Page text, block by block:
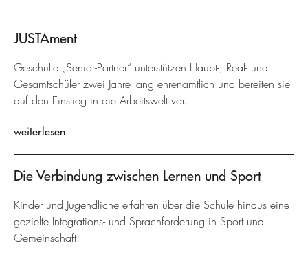
JUSTAment
Geschulte „Senior-Partner“ unterstützen Haupt-, Real- und
Gesamtschüler zwei Jahre lang ehrenamtlich und bereiten sie
auf den Einstieg in die Arbeitswelt vor.
weiterlesen
Die Verbindung zwischen Lernen und Sport
Kinder und Jugendliche erfahren über die Schule hinaus eine
gezielte Integrations- und Sprachförderung in Sport und
Gemeinschaft.